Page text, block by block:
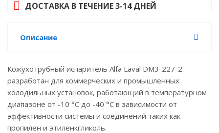
ДОСТАВКА В ТЕЧЕНИЕ 3-14 ДНЕЙ
Описание
Кожухотрубный испаритель Alfa Laval DM3-227-2
разработан для коммерческих и промышленных
холодильных установок, работающий в температурном
диапазоне от -10 °C до -40 °C в зависимости от
эффективности системы и соединений таких как
пропилен и этиленкгликоль.